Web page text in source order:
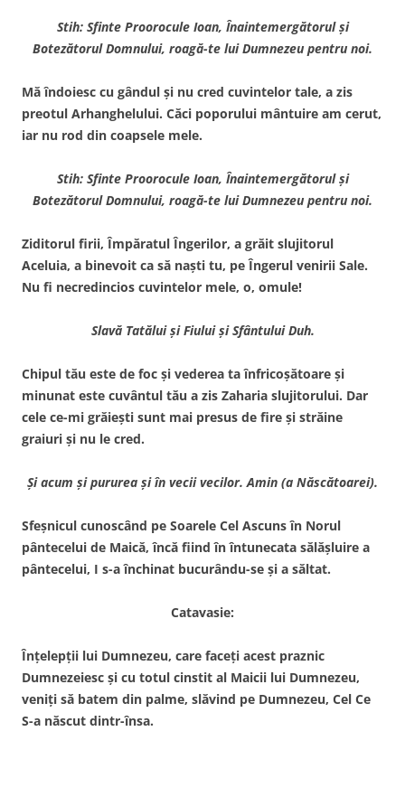
Stih: Sfinte Proorocule Ioan, Înaintemergătorul şi
Botezătorul Domnului, roagă-te lui Dumnezeu pentru noi.
Mă îndoiesc cu gândul şi nu cred cuvintelor tale, a zis
preotul Arhanghelului. Căci poporului mântuire am cerut,
iar nu rod din coapsele mele.
Stih: Sfinte Proorocule Ioan, Înaintemergătorul şi
Botezătorul Domnului, roagă-te lui Dumnezeu pentru noi.
Ziditorul firii, Împăratul Îngerilor, a grăit slujitorul
Aceluia, a binevoit ca să naşti tu, pe Îngerul venirii Sale.
Nu fi necredincios cuvintelor mele, o, omule!
Slavă Tatălui şi Fiului şi Sfântului Duh.
Chipul tău este de foc şi vederea ta înfricoşătoare şi
minunat este cuvântul tău a zis Zaharia slujitorului. Dar
cele ce-mi grăieşti sunt mai presus de fire şi străine
graiuri şi nu le cred.
Şi acum şi pururea şi în vecii vecilor. Amin (a Născătoarei).
Sfeşnicul cunoscând pe Soarele Cel Ascuns în Norul
pântecelui de Maică, încă fiind în întunecata sălăşluire a
pântecelui, I s-a închinat bucurându-se şi a săltat.
Catavasie:
Înţelepţii lui Dumnezeu, care faceţi acest praznic
Dumnezeiesc şi cu totul cinstit al Maicii lui Dumnezeu,
veniţi să batem din palme, slăvind pe Dumnezeu, Cel Ce
S-a născut dintr-însa.